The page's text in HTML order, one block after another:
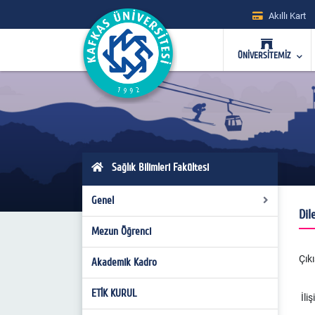
Akıllı Kart
ÜNİVERSİTEMİZ
Sağlık Bilimleri Fakültesi
Genel
Tarihçe
Misyon-Vizyon
Olanaklar
Mezun Öğrenci
Akademik Kadro
ETİK KURUL